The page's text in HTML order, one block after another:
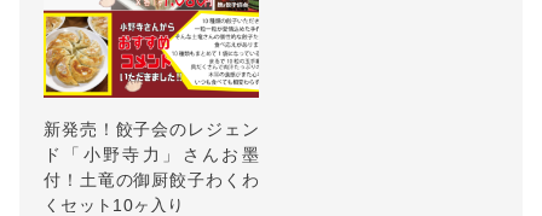
新発売！餃子会のレジェン
ド「小野寺力」さんお墨
付！土竜の御厨餃子わくわ
くセット10ヶ入り